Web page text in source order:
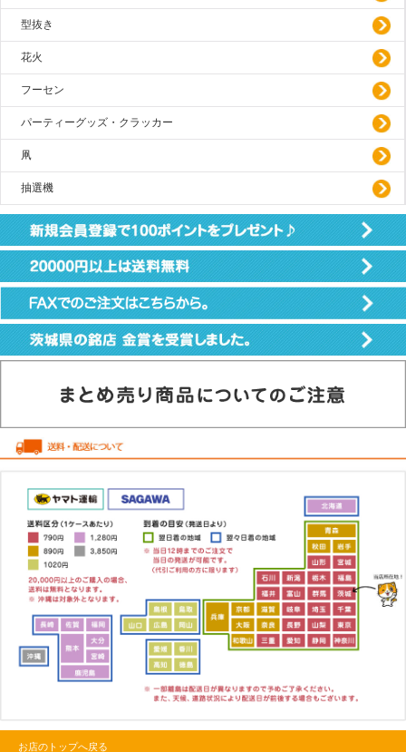
型抜き
花火
フーセン
パーティーグッズ・クラッカー
凧
抽選機
お店のトップへ戻る